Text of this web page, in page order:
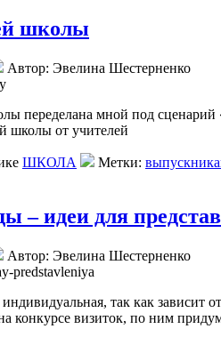
школы
Автор: Эвелина Шестерненко
переделана мной под
школы от учителей
ШКОЛА Метки:
– идеи для
Автор: Эвелина Шестерненко
так как зависит
конкурсе визиток, по ним